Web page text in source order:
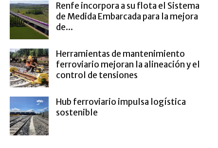
Renfe incorpora a su flota el Sistema
de Medida Embarcada para la mejora
de...
Herramientas de mantenimiento
ferroviario mejoran la alineación y el
control de tensiones
Hub ferroviario impulsa logística
sostenible